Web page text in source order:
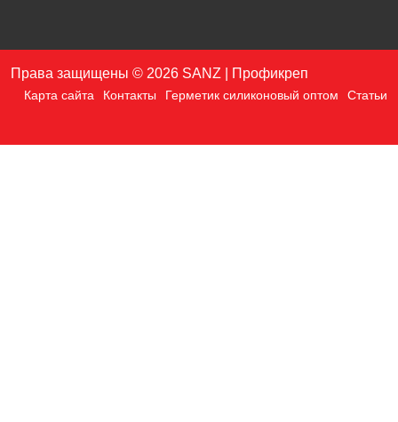
Права защищены © 2026 SANZ | Профикреп
Карта сайта Контакты Герметик силиконовый оптом Статьи